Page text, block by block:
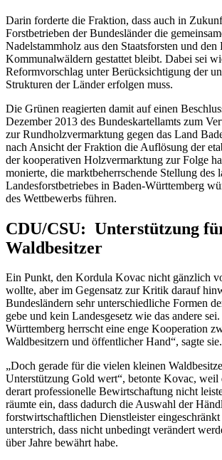
Darin forderte die Fraktion, dass auch in
Forstbetrieben der Bundesländer die
Nadelstammholz aus den Staatsforsten und den
Kommunalwäldern gestattet bleibt. Dabei sei
Reformvorschlag unter Berücksichtigung der
Strukturen der Länder erfolgen muss.
Die Grünen reagierten damit auf einen
Dezember 2013 des Bundeskartellamts zum
zur Rundholzvermarktung gegen das Land
nach Ansicht der Fraktion die Auflösung der
der kooperativen Holzvermarktung zur Folge
monierte, die marktbeherrschende Stellung des
Landesforstbetriebes in Baden-Württemberg
des Wettbewerbs führen.
CDU/CSU: Unterstützung
Waldbesitzer
Ein Punkt, den Kordula Kovac nicht gänzlich
wollte, aber im Gegensatz zur Kritik darauf
Bundesländern sehr unterschiedliche Formen
gebe und kein Landesgesetz wie das andere
Württemberg herrscht eine enge Kooperation
Waldbesitzern und öffentlicher Hand“, sagte sie.
„Doch gerade für die vielen kleinen
Unterstützung Gold wert“, betonte Kovac, weil
derart professionelle Bewirtschaftung nicht
räumte ein, dass dadurch die Auswahl der
forstwirtschaftlichen Dienstleister
unterstrich, dass nicht unbedingt verändert
über Jahre bewährt habe.